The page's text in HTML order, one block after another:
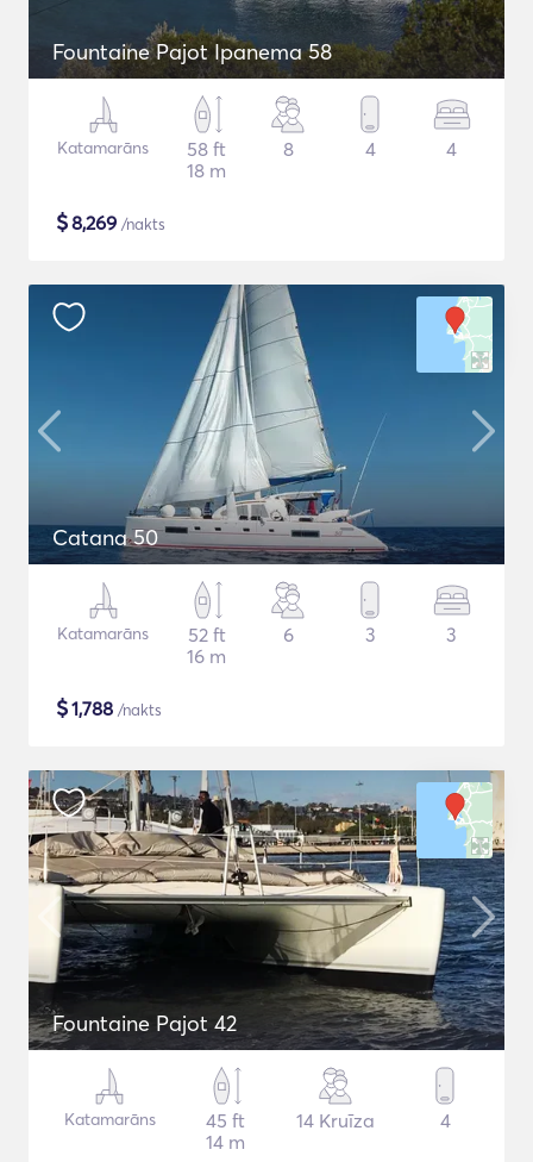
Fountaine Pajot Ipanema 58
Katamarāns
58 ft
18 m
8 4 4
$8,269 /nakts
Catana 50
Katamarāns
52 ft
16 m
6 3 3
$1,788 /nakts
Fountaine Pajot 42
Katamarāns
45 ft
14 m
14 Kruīza 4